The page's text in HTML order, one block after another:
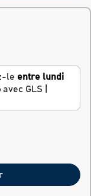
le entre lundi
avec GLS |